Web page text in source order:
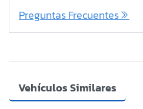
Preguntas Frecuentes
Vehículos Similares